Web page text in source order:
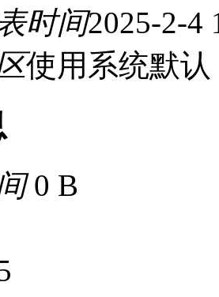
时间2025-2-4
使用系统默认
0 B